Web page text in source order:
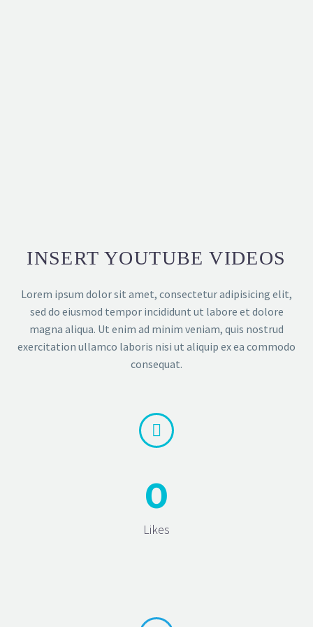
INSERT YOUTUBE VIDEOS
Lorem ipsum dolor sit amet, consectetur adipisicing elit,
sed do eiusmod tempor incididunt ut labore et dolore
magna aliqua. Ut enim ad minim veniam, quis nostrud
exercitation ullamco laboris nisi ut aliquip ex ea commodo
consequat.


0
Likes